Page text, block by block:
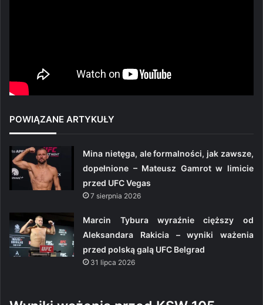
POWIĄZANE ARTYKUŁY
Mina nietęga, ale formalności, jak zawsze,
dopełnione – Mateusz Gamrot w limicie
przed UFC Vegas
7 sierpnia 2026
Marcin Tybura wyraźnie cięższy od
Aleksandara Rakicia – wyniki ważenia
przed polską galą UFC Belgrad
31 lipca 2026